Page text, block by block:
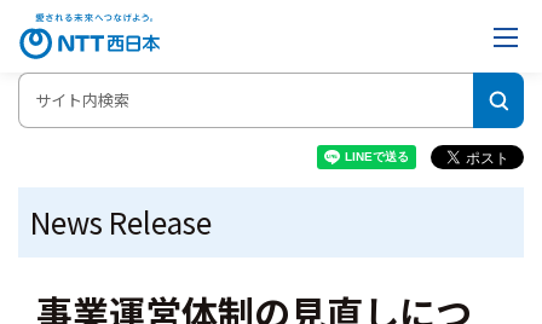
News Release
事業運営体制の見直しにつ